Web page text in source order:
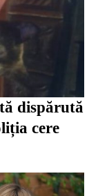
dispărută
cere